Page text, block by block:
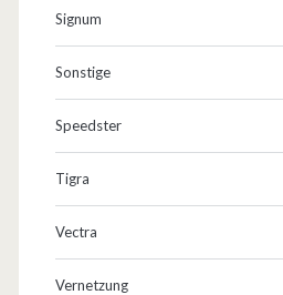
Signum
Sonstige
Speedster
Tigra
Vectra
Vernetzung